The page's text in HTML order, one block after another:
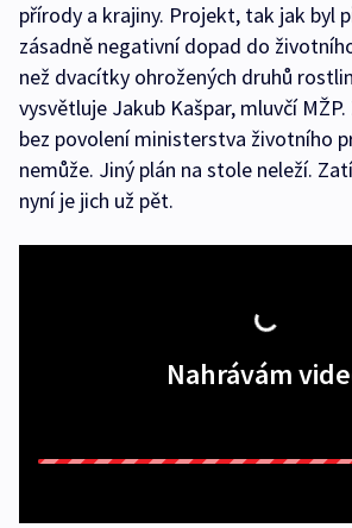
přírody a krajiny. Projekt, tak jak byl
zásadně negativní dopad do
než dvacítky ohrožených druhů
vysvětluje Jakub Kašpar, mluvčí
bez povolení ministerstva životního
nemůže. Jiný plán na stole neleží.
nyní je jich už pět.
Nahrávám